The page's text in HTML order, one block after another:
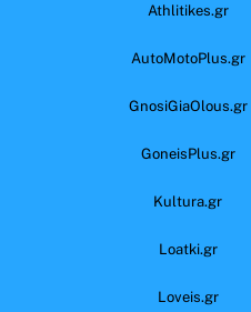
Athlitikes.gr
AutoMotoPlus.gr
GnosiGiaOlous.gr
GoneisPlus.gr
Kultura.gr
Loatki.gr
Loveis.gr